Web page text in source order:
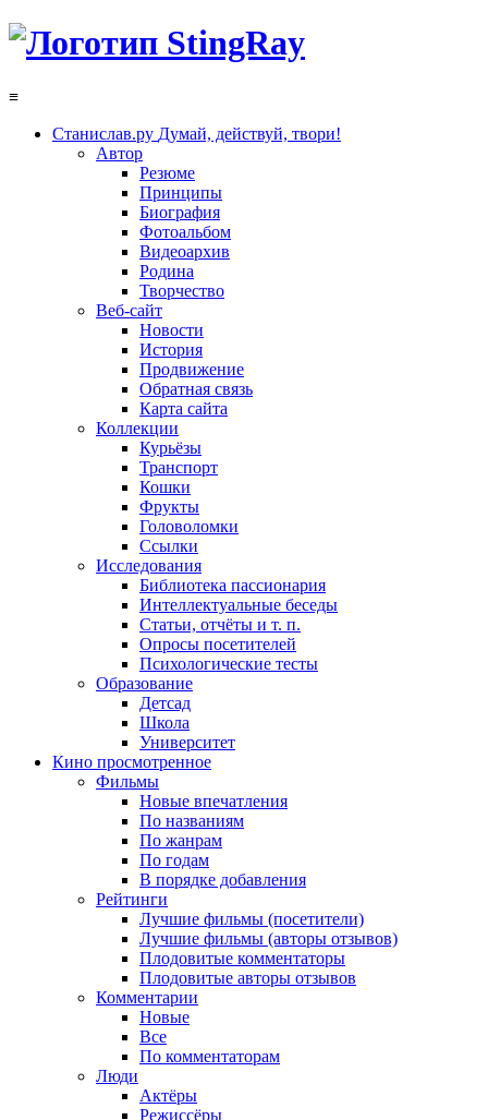
≡
Станислав.ру Думай, действуй, твори!
Автор
Резюме
Принципы
Биография
Фотоальбом
Видеоархив
Родина
Творчество
Веб-сайт
Новости
История
Продвижение
Обратная связь
Карта сайта
Коллекции
Курьёзы
Транспорт
Кошки
Фрукты
Головоломки
Ссылки
Исследования
Библиотека пассионария
Интеллектуальные беседы
Статьи, отчёты и т. п.
Опросы посетителей
Психологические тесты
Образование
Детсад
Школа
Университет
Кино просмотренное
Фильмы
Новые впечатления
По названиям
По жанрам
По годам
В порядке добавления
Рейтинги
Лучшие фильмы (посетители)
Лучшие фильмы (авторы отзывов)
Плодовитые комментаторы
Плодовитые авторы отзывов
Комментарии
Новые
Все
По комментаторам
Люди
Актёры
Режиссёры